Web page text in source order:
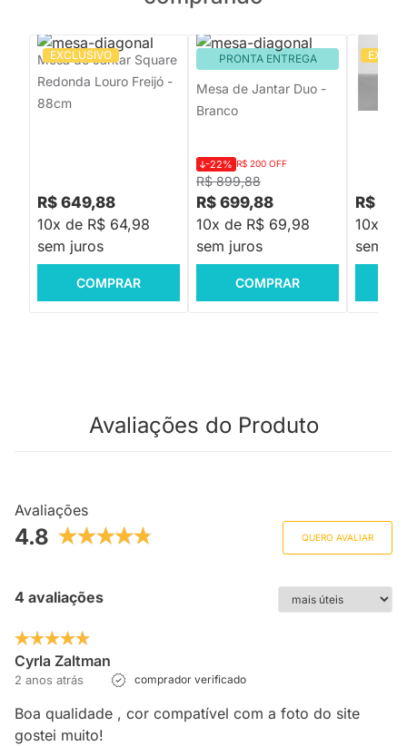
EXCLUSIVO
Mesa de Jantar Square
Redonda Louro Freijó -
88cm
R$ 649,88
10x de R$ 64,98
sem juros
COMPRAR
PRONTA ENTREGA
Mesa de Jantar Duo -
Branco
R$ 899,88
-22% R$ 200 OFF
R$ 699,88
10x de R$ 69,98
sem juros
COMPRAR
Mesa
R$
10x de
sem
Avaliações do Produto
Avaliações
4.8 QUERO AVALIAR
4 avaliações
Cyrla Zaltman
2 anos atrás comprador verificado
Boa qualidade , cor compatível com a foto do site
gostei muito!